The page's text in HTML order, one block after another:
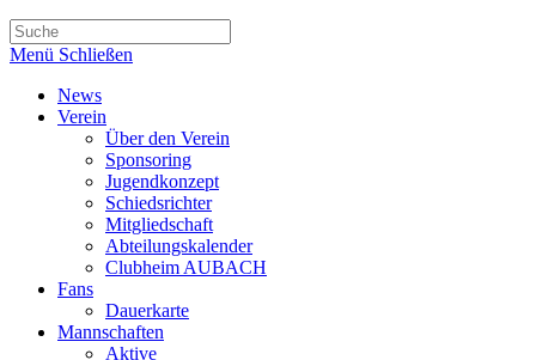
Menü Schließen
News
Verein
Über den Verein
Sponsoring
Jugendkonzept
Schiedsrichter
Mitgliedschaft
Abteilungskalender
Clubheim AUBACH
Fans
Dauerkarte
Mannschaften
Aktive